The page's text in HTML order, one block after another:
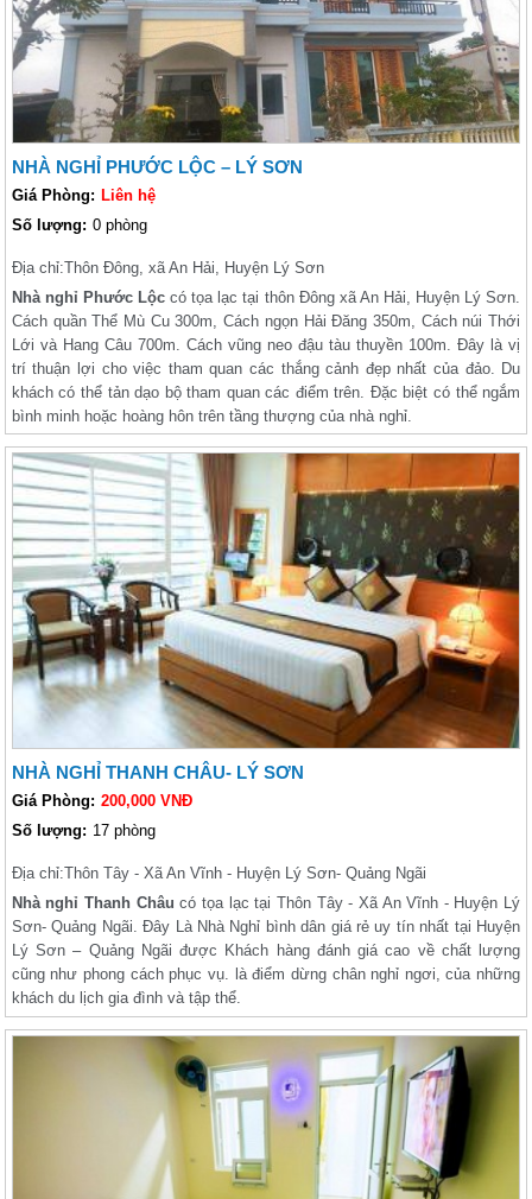
NHÀ NGHỈ PHƯỚC LỘC – LÝ SƠN
Giá Phòng: Liên hệ
Số lượng: 0 phòng
Địa chỉ:Thôn Đông, xã An Hải, Huyện Lý Sơn
Nhà nghỉ Phước Lộc có tọa lạc tại thôn Đông xã An Hải, Huyện Lý Sơn.
Cách quần Thể Mù Cu 300m, Cách ngọn Hải Đăng 350m, Cách núi Thới
Lới và Hang Câu 700m. Cách vũng neo đậu tàu thuyền 100m. Đây là vị
trí thuận lợi cho việc tham quan các thắng cảnh đẹp nhất của đảo. Du
khách có thể tản dạo bộ tham quan các điểm trên. Đặc biệt có thể ngắm
bình minh hoặc hoàng hôn trên tầng thượng của nhà nghỉ.
NHÀ NGHỈ THANH CHÂU- LÝ SƠN
Giá Phòng: 200,000 VNĐ
Số lượng: 17 phòng
Địa chỉ:Thôn Tây - Xã An Vĩnh - Huyện Lý Sơn- Quảng Ngãi
Nhà nghỉ Thanh Châu có tọa lạc tại Thôn Tây - Xã An Vĩnh - Huyện Lý
Sơn- Quảng Ngãi. Đây Là Nhà Nghỉ bình dân giá rẻ uy tín nhất tại Huyện
Lý Sơn – Quảng Ngãi được Khách hàng đánh giá cao về chất lượng
cũng như phong cách phục vụ. là điểm dừng chân nghỉ ngơi, của những
khách du lịch gia đình và tập thể.